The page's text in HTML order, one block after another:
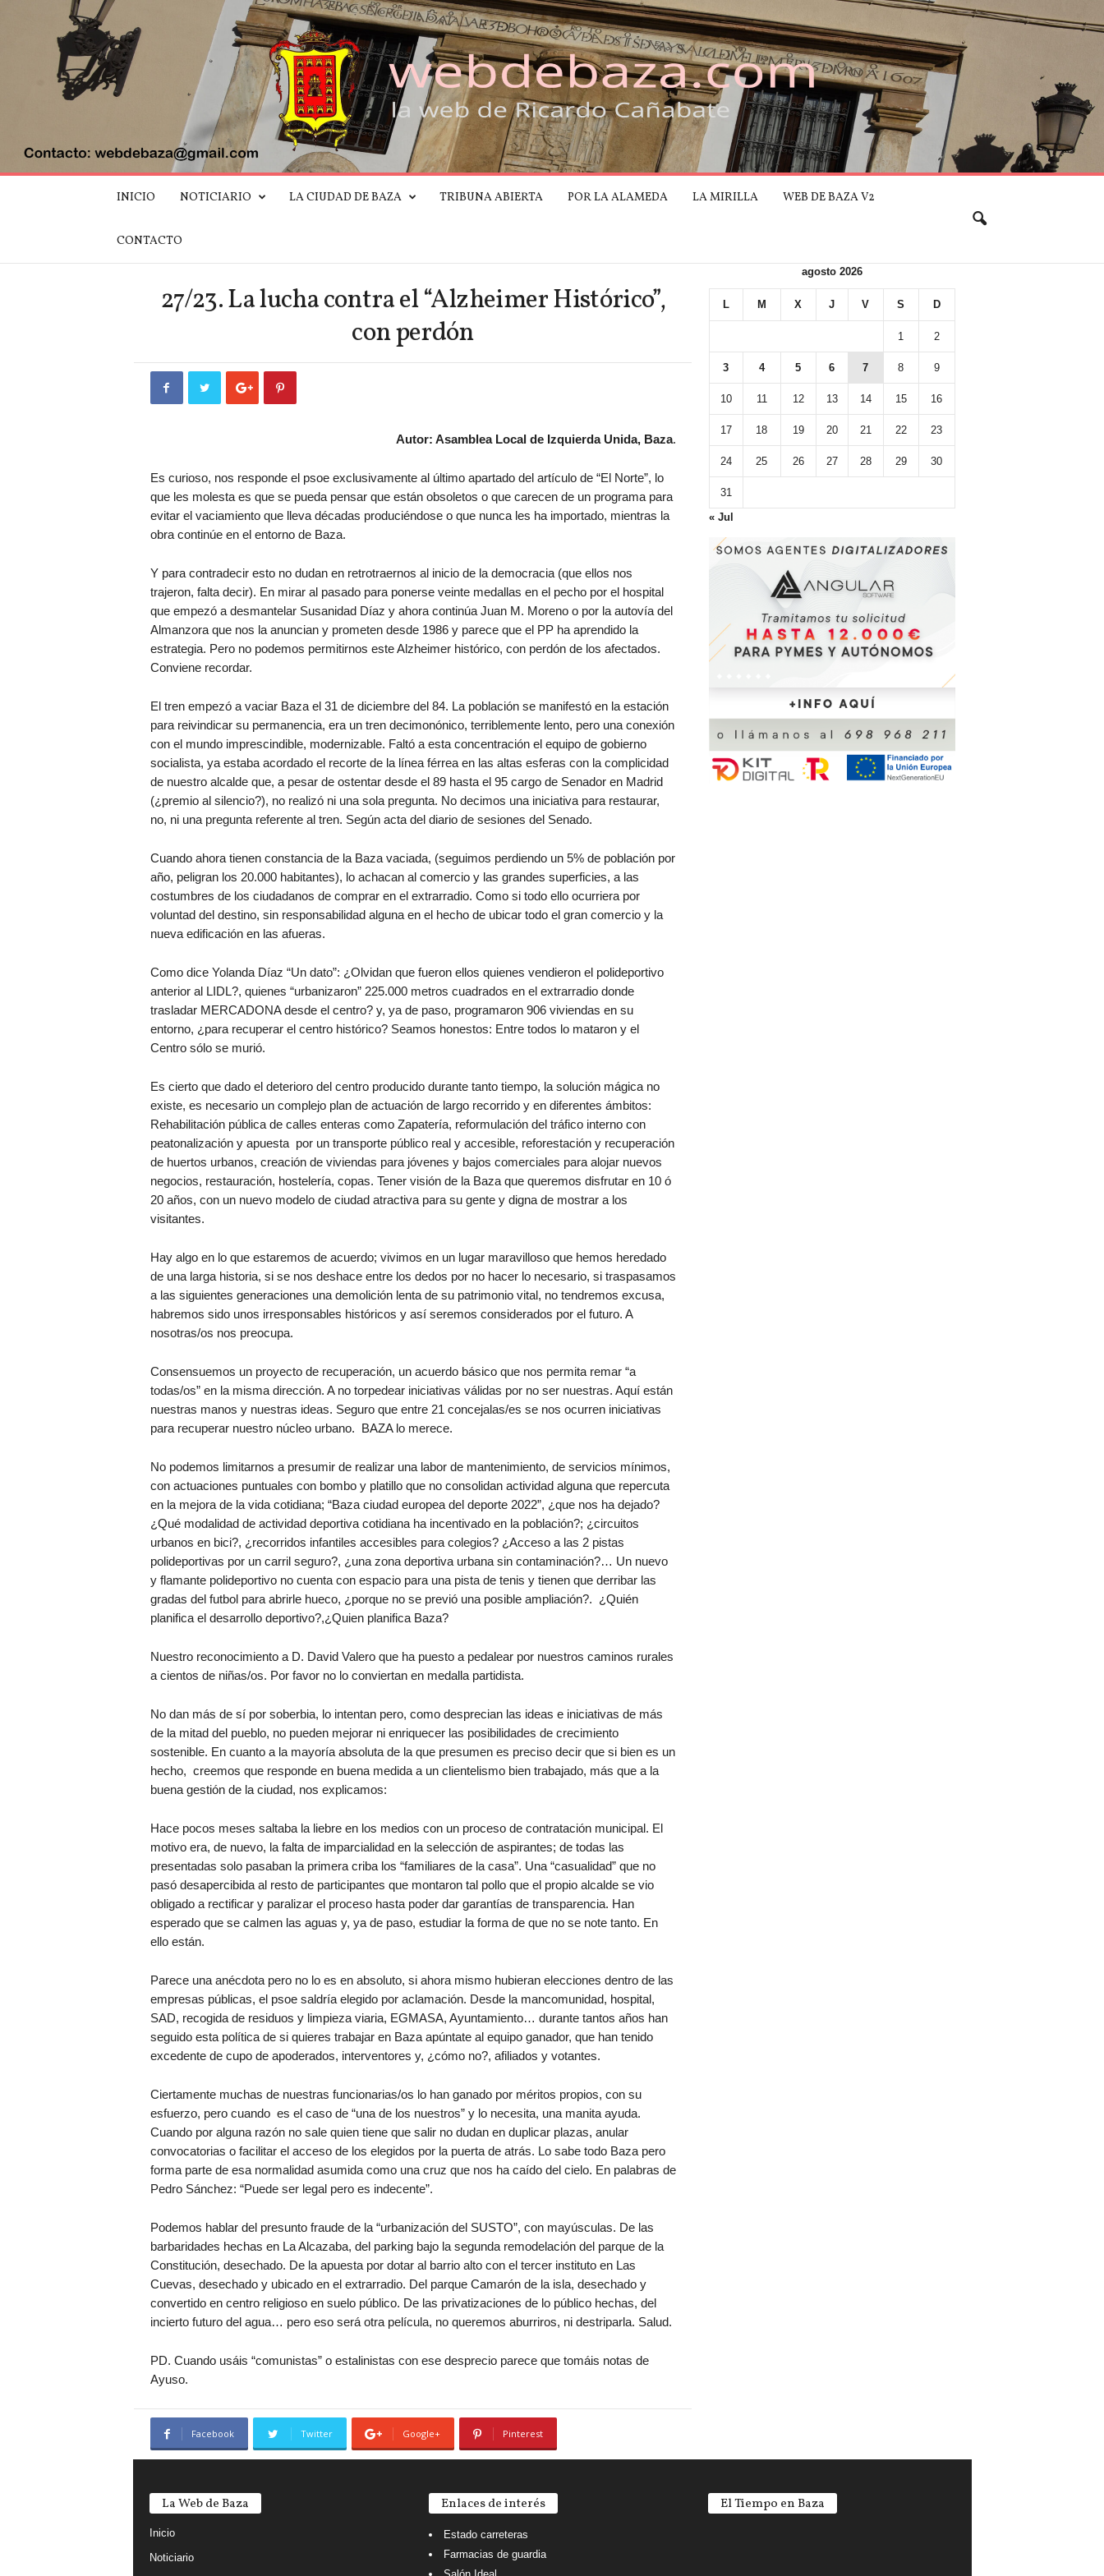
B
INICIO NOTICIARIO LA CIUDAD DE BAZA TRIBUNA ABIERTA POR LA ALAMEDA LA MIRILLA WEB DE BAZA V2
CONTACTO
27/23. La lucha contra el “Alzheimer Histórico”,
con perdón
Autor: Asamblea Local de Izquierda Unida, Baza.
Es curioso, nos responde el psoe exclusivamente al último apartado del artículo de “El Norte”, lo
que les molesta es que se pueda pensar que están obsoletos o que carecen de un programa para
evitar el vaciamiento que lleva décadas produciéndose o que nunca les ha importado, mientras la
obra continúe en el entorno de Baza.
Y para contradecir esto no dudan en retrotraernos al inicio de la democracia (que ellos nos
trajeron, falta decir). En mirar al pasado para ponerse veinte medallas en el pecho por el hospital
que empezó a desmantelar Susanidad Díaz y ahora continúa Juan M. Moreno o por la autovía del
Almanzora que nos la anuncian y prometen desde 1986 y parece que el PP ha aprendido la
estrategia. Pero no podemos permitirnos este Alzheimer histórico, con perdón de los afectados.
Conviene recordar.
El tren empezó a vaciar Baza el 31 de diciembre del 84. La población se manifestó en la estación
para reivindicar su permanencia, era un tren decimonónico, terriblemente lento, pero una conexión
con el mundo imprescindible, modernizable. Faltó a esta concentración el equipo de gobierno
socialista, ya estaba acordado el recorte de la línea férrea en las altas esferas con la complicidad
de nuestro alcalde que, a pesar de ostentar desde el 89 hasta el 95 cargo de Senador en Madrid
(¿premio al silencio?), no realizó ni una sola pregunta. No decimos una iniciativa para restaurar,
no, ni una pregunta referente al tren. Según acta del diario de sesiones del Senado.
Cuando ahora tienen constancia de la Baza vaciada, (seguimos perdiendo un 5% de población por
año, peligran los 20.000 habitantes), lo achacan al comercio y las grandes superficies, a las
costumbres de los ciudadanos de comprar en el extrarradio. Como si todo ello ocurriera por
voluntad del destino, sin responsabilidad alguna en el hecho de ubicar todo el gran comercio y la
nueva edificación en las afueras.
Como dice Yolanda Díaz “Un dato”: ¿Olvidan que fueron ellos quienes vendieron el polideportivo
anterior al LIDL?, quienes “urbanizaron” 225.000 metros cuadrados en el extrarradio donde
trasladar MERCADONA desde el centro? y, ya de paso, programaron 906 viviendas en su
entorno, ¿para recuperar el centro histórico? Seamos honestos: Entre todos lo mataron y el
Centro sólo se murió.
Es cierto que dado el deterioro del centro producido durante tanto tiempo, la solución mágica no
existe, es necesario un complejo plan de actuación de largo recorrido y en diferentes ámbitos:
Rehabilitación pública de calles enteras como Zapatería, reformulación del tráfico interno con
peatonalización y apuesta por un transporte público real y accesible, reforestación y recuperación
de huertos urbanos, creación de viviendas para jóvenes y bajos comerciales para alojar nuevos
negocios, restauración, hostelería, copas. Tener visión de la Baza que queremos disfrutar en 10 ó
20 años, con un nuevo modelo de ciudad atractiva para su gente y digna de mostrar a los
visitantes.
Hay algo en lo que estaremos de acuerdo; vivimos en un lugar maravilloso que hemos heredado
de una larga historia, si se nos deshace entre los dedos por no hacer lo necesario, si traspasamos
a las siguientes generaciones una demolición lenta de su patrimonio vital, no tendremos excusa,
habremos sido unos irresponsables históricos y así seremos considerados por el futuro. A
nosotras/os nos preocupa.
Consensuemos un proyecto de recuperación, un acuerdo básico que nos permita remar “a
todas/os” en la misma dirección. A no torpedear iniciativas válidas por no ser nuestras. Aquí están
nuestras manos y nuestras ideas. Seguro que entre 21 concejalas/es se nos ocurren iniciativas
para recuperar nuestro núcleo urbano. BAZA lo merece.
No podemos limitarnos a presumir de realizar una labor de mantenimiento, de servicios mínimos,
con actuaciones puntuales con bombo y platillo que no consolidan actividad alguna que repercuta
en la mejora de la vida cotidiana; “Baza ciudad europea del deporte 2022”, ¿que nos ha dejado?
¿Qué modalidad de actividad deportiva cotidiana ha incentivado en la población?; ¿circuitos
urbanos en bici?, ¿recorridos infantiles accesibles para colegios? ¿Acceso a las 2 pistas
polideportivas por un carril seguro?, ¿una zona deportiva urbana sin contaminación?… Un nuevo
y flamante polideportivo no cuenta con espacio para una pista de tenis y tienen que derribar las
gradas del futbol para abrirle hueco, ¿porque no se previó una posible ampliación?. ¿Quién
planifica el desarrollo deportivo?,¿Quien planifica Baza?
Nuestro reconocimiento a D. David Valero que ha puesto a pedalear por nuestros caminos rurales
a cientos de niñas/os. Por favor no lo conviertan en medalla partidista.
No dan más de sí por soberbia, lo intentan pero, como desprecian las ideas e iniciativas de más
de la mitad del pueblo, no pueden mejorar ni enriquecer las posibilidades de crecimiento
sostenible. En cuanto a la mayoría absoluta de la que presumen es preciso decir que si bien es un
hecho, creemos que responde en buena medida a un clientelismo bien trabajado, más que a la
buena gestión de la ciudad, nos explicamos:
Hace pocos meses saltaba la liebre en los medios con un proceso de contratación municipal. El
motivo era, de nuevo, la falta de imparcialidad en la selección de aspirantes; de todas las
presentadas solo pasaban la primera criba los “familiares de la casa”. Una “casualidad” que no
pasó desapercibida al resto de participantes que montaron tal pollo que el propio alcalde se vio
obligado a rectificar y paralizar el proceso hasta poder dar garantías de transparencia. Han
esperado que se calmen las aguas y, ya de paso, estudiar la forma de que no se note tanto. En
ello están.
Parece una anécdota pero no lo es en absoluto, si ahora mismo hubieran elecciones dentro de las
empresas públicas, el psoe saldría elegido por aclamación. Desde la mancomunidad, hospital,
SAD, recogida de residuos y limpieza viaria, EGMASA, Ayuntamiento… durante tantos años han
seguido esta política de si quieres trabajar en Baza apúntate al equipo ganador, que han tenido
excedente de cupo de apoderados, interventores y, ¿cómo no?, afiliados y votantes.
Ciertamente muchas de nuestras funcionarias/os lo han ganado por méritos propios, con su
esfuerzo, pero cuando es el caso de “una de los nuestros” y lo necesita, una manita ayuda.
Cuando por alguna razón no sale quien tiene que salir no dudan en duplicar plazas, anular
convocatorias o facilitar el acceso de los elegidos por la puerta de atrás. Lo sabe todo Baza pero
forma parte de esa normalidad asumida como una cruz que nos ha caído del cielo. En palabras de
Pedro Sánchez: “Puede ser legal pero es indecente”.
Podemos hablar del presunto fraude de la “urbanización del SUSTO”, con mayúsculas. De las
barbaridades hechas en La Alcazaba, del parking bajo la segunda remodelación del parque de la
Constitución, desechado. De la apuesta por dotar al barrio alto con el tercer instituto en Las
Cuevas, desechado y ubicado en el extrarradio. Del parque Camarón de la isla, desechado y
convertido en centro religioso en suelo público. De las privatizaciones de lo público hechas, del
incierto futuro del agua… pero eso será otra película, no queremos aburriros, ni destriparla. Salud.
PD. Cuando usáis “comunistas” o estalinistas con ese desprecio parece que tomáis notas de
Ayuso.
Facebook Twitter Google+ Pinterest
agosto 2026
L M X J V S D
1 2
3 4 5 6 7 8 9
10 11 12 13 14 15 16
17 18 19 20 21 22 23
24 25 26 27 28 29 30
31
« Jul
La Web de Baza
Inicio
Noticiario
Enlaces de interés
Estado carreteras
Farmacias de guardia
El Tiempo en Baza